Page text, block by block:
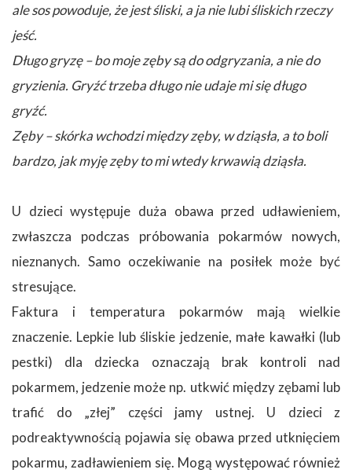
ale sos powoduje, że jest śliski, a ja nie lubi śliskich rzeczy
jeść.
Długo gryzę – bo moje zęby są do odgryzania, a nie do
gryzienia. Gryźć trzeba długo nie udaje mi się długo
gryźć.
Zęby – skórka wchodzi między zęby, w dziąsła, a to boli
bardzo, jak myję zęby to mi wtedy krwawią dziąsła.
U dzieci występuje duża obawa przed udławieniem,
zwłaszcza podczas próbowania pokarmów nowych,
nieznanych. Samo oczekiwanie na posiłek może być
stresujące.
Faktura i temperatura pokarmów mają wielkie
znaczenie. Lepkie lub śliskie jedzenie, małe kawałki (lub
pestki) dla dziecka oznaczają brak kontroli nad
pokarmem, jedzenie może np. utkwić między zębami lub
trafić do „złej” części jamy ustnej. U dzieci z
podreaktywnością pojawia się obawa przed utknięciem
pokarmu, zadławieniem się. Mogą występować również